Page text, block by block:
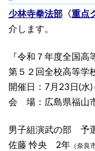
少林寺拳法部 〈重点
介します。
『令和７年度全国
第５２回全校高等学
開催日：7月23日(水
会 場：広島県福山
男子組演武の部 予
佐藤 怜央 2年 （奈良